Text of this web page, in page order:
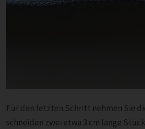
Für den letzten Schritt nehmen Sie
schneiden zwei etwa 3 cm lange